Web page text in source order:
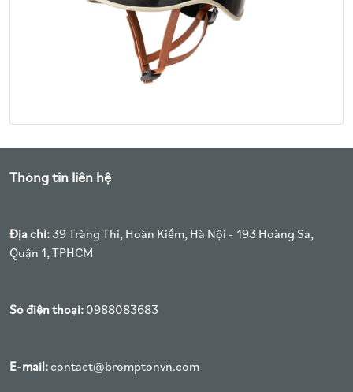
Thông tin liên hệ
Địa chỉ:39 Tràng Thi, Hoàn Kiếm, Hà Nội - 193 Hoàng Sa,
Quận 1, TPHCM
Số điện thoại: 0988083683
E-mail:contact@bromptonvn.com